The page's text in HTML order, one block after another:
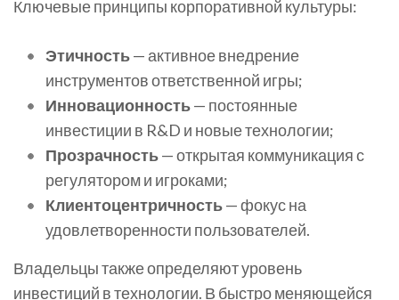
Ключевые принципы корпоративной культуры:
Этичность— активное внедрение
инструментов ответственной игры;
Инновационность— постоянные
инвестиции в R&D и новые технологии;
Прозрачность— открытая коммуникация с
регулятором и игроками;
Клиентоцентричность— фокус на
удовлетворенности пользователей.
Владельцы также определяют уровень
инвестиций в технологии. В быстро меняющейся